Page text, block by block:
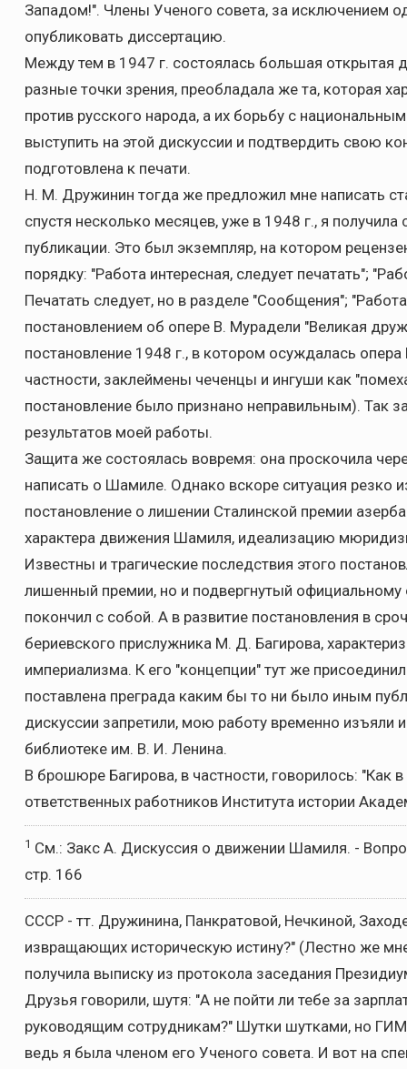
Западом!". Члены Ученого совета, за исключением
опубликовать диссертацию.
Между тем в 1947 г. состоялась большая открытая
разные точки зрения, преобладала же та, которая
против русского народа, а их борьбу с
выступить на этой дискуссии и подтвердить свою
подготовлена к печати.
Н. М. Дружинин тогда же предложил мне написать
спустя несколько месяцев, уже в 1948 г., я
публикации. Это был экземпляр, на котором
порядку: "Работа интересная, следует печатать";
Печатать следует, но в разделе "Сообщения";
постановлением об опере В. Мурадели "Великая
постановление 1948 г., в котором осуждалась
частности, заклеймены чеченцы и ингуши как
постановление было признано неправильным). Так
результатов моей работы.
Защита же состоялась вовремя: она проскочила
написать о Шамиле. Однако вскоре ситуация резко
постановление о лишении Сталинской премии
характера движения Шамиля, идеализацию
Известны и трагические последствия этого
лишенный премии, но и подвергнутый
покончил с собой. А в развитие постановления в
бериевского прислужника М. Д. Багирова,
империализма. К его "концепции" тут же
поставлена преграда каким бы то ни было иным
дискуссии запретили, мою работу временно изъяли
библиотеке им. В. И. Ленина.
В брошюре Багирова, в частности, говорилось: "Как
ответственных работников Института истории
1 См.: Закс А. Дискуссия о движении Шамиля. -
стр. 166
СССР - тт. Дружинина, Панкратовой, Нечкиной,
извращающих историческую истину?" (Лестно же
получила выписку из протокола заседания
Друзья говорили, шутя: "А не пойти ли тебе за
руководящим сотрудникам?" Шутки шутками, но
ведь я была членом его Ученого совета. И вот на